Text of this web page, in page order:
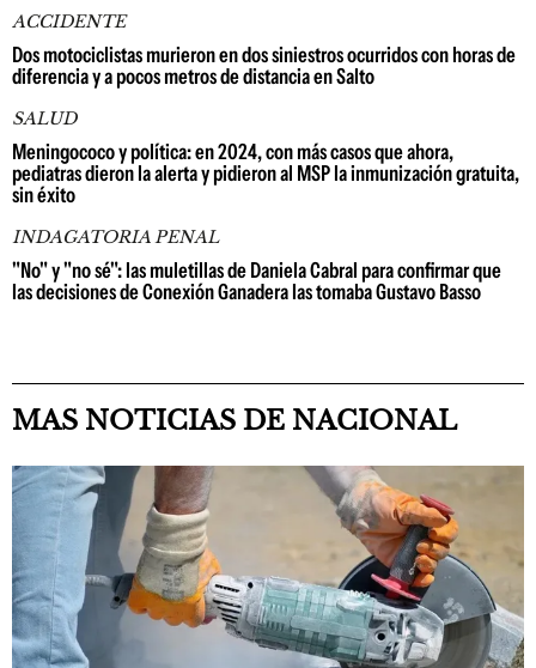
ACCIDENTE
Dos motociclistas murieron en dos siniestros ocurridos con horas de
diferencia y a pocos metros de distancia en Salto
SALUD
Meningococo y política: en 2024, con más casos que ahora,
pediatras dieron la alerta y pidieron al MSP la inmunización gratuita,
sin éxito
INDAGATORIA PENAL
"No" y "no sé": las muletillas de Daniela Cabral para confirmar que
las decisiones de Conexión Ganadera las tomaba Gustavo Basso
MAS NOTICIAS DE NACIONAL